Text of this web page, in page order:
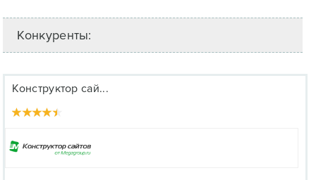
Конкуренты:
Конструктор сай...